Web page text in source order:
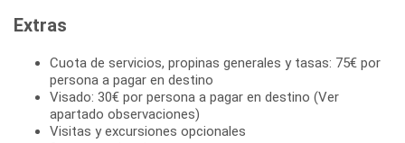
Extras
Cuota de servicios, propinas generales y tasas: 75€ por
persona a pagar en destino
Visado: 30€ por persona a pagar en destino (Ver
apartado observaciones)
Visitas y excursiones opcionales